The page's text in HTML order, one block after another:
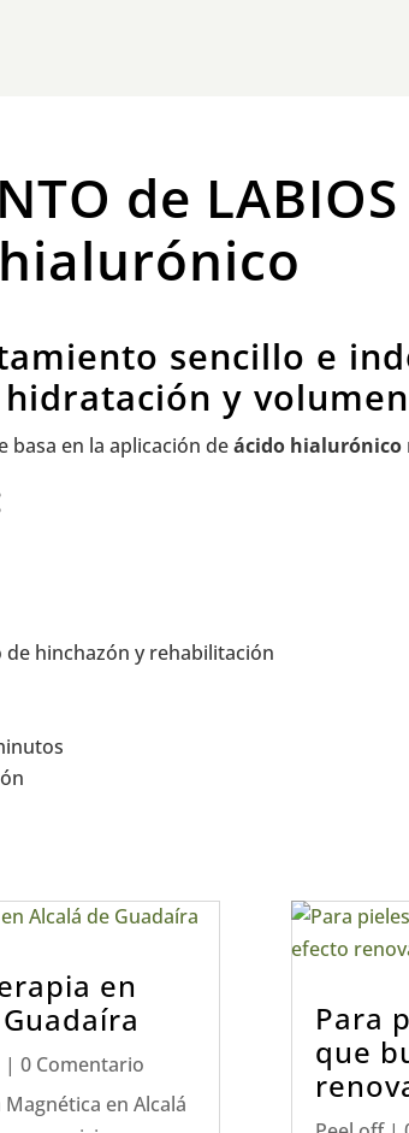
de
sencillo e
y
basa en la aplicación deácido hialurónico
hinchazón y rehabilitación
en
| 0 Comentario
en Alcalá
Para
que